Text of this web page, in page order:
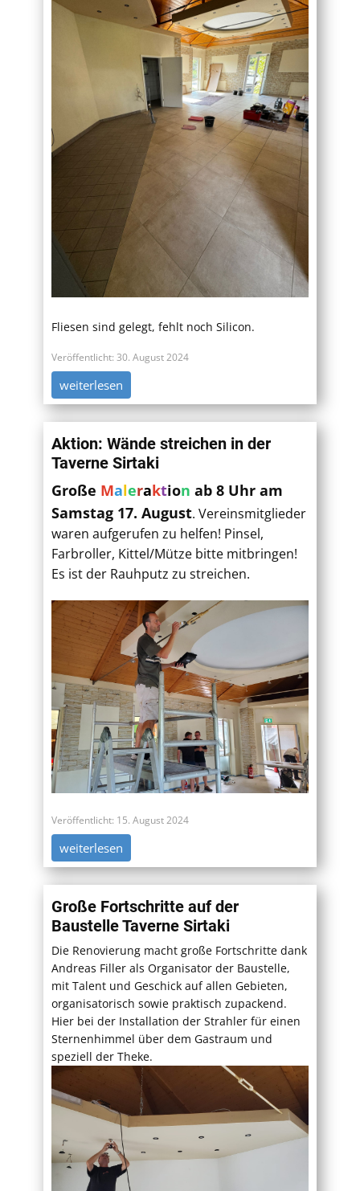
Fliesen sind gelegt, fehlt noch Silicon.
Veröffentlicht: 30. August 2024
weiterlesen
Aktion: Wände streichen in der
Taverne Sirtaki
Große Maleraktion ab 8 Uhr am
Samstag 17. August. Vereinsmitglieder
waren aufgerufen zu helfen! Pinsel,
Farbroller, Kittel/Mütze bitte mitbringen!
Es ist der Rauhputz zu streichen.
Veröffentlicht: 15. August 2024
weiterlesen
Große Fortschritte auf der
Baustelle Taverne Sirtaki
Die Renovierung macht große Fortschritte dank
Andreas Filler als Organisator der Baustelle,
mit Talent und Geschick auf allen Gebieten,
organisatorisch sowie praktisch zupackend.
Hier bei der Installation der Strahler für einen
Sternenhimmel über dem Gastraum und
speziell der Theke.